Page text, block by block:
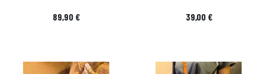
Prix
89,90 € Prix
39,00 €